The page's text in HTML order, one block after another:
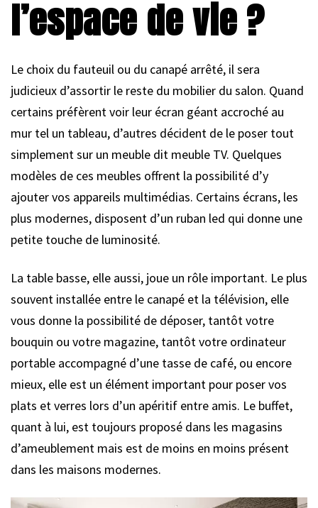
l’espace de vie ?
Le choix du fauteuil ou du canapé arrêté, il sera
judicieux d’assortir le reste du mobilier du salon. Quand
certains préfèrent voir leur écran géant accroché au
mur tel un tableau, d’autres décident de le poser tout
simplement sur un meuble dit meuble TV. Quelques
modèles de ces meubles offrent la possibilité d’y
ajouter vos appareils multimédias. Certains écrans, les
plus modernes, disposent d’un ruban led qui donne une
petite touche de luminosité.
La table basse, elle aussi, joue un rôle important. Le plus
souvent installée entre le canapé et la télévision, elle
vous donne la possibilité de déposer, tantôt votre
bouquin ou votre magazine, tantôt votre ordinateur
portable accompagné d’une tasse de café, ou encore
mieux, elle est un élément important pour poser vos
plats et verres lors d’un apéritif entre amis. Le buffet,
quant à lui, est toujours proposé dans les magasins
d’ameublement mais est de moins en moins présent
dans les maisons modernes.